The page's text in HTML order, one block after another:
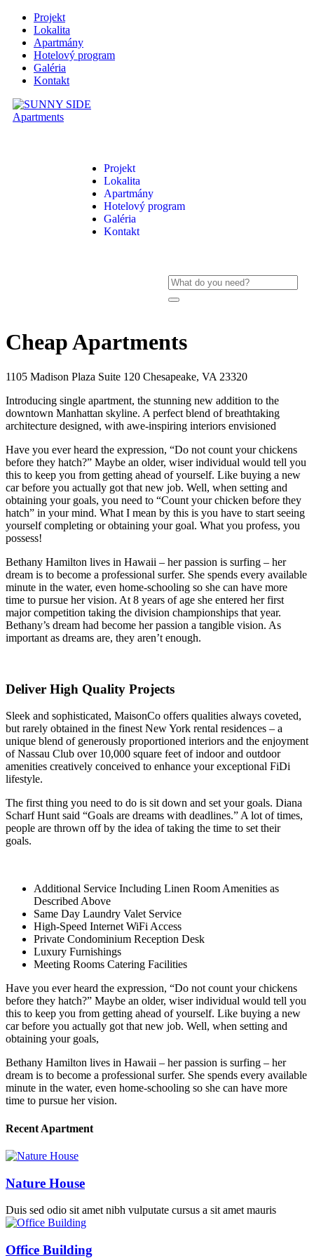
Projekt
Lokalita
Apartmány
Hotelový program
Galéria
Kontakt
Projekt
Lokalita
Apartmány
Hotelový program
Galéria
Kontakt
Cheap Apartments
1105 Madison Plaza Suite 120 Chesapeake, VA 23320
Introducing single apartment, the stunning new addition to the
downtown Manhattan skyline. A perfect blend of breathtaking
architecture designed, with awe-inspiring interiors envisioned
Have you ever heard the expression, “Do not count your chickens
before they hatch?” Maybe an older, wiser individual would tell you
this to keep you from getting ahead of yourself. Like buying a new
car before you actually got that new job. Well, when setting and
obtaining your goals, you need to “Count your chicken before they
hatch” in your mind. What I mean by this is you have to start seeing
yourself completing or obtaining your goal. What you profess, you
possess!
Bethany Hamilton lives in Hawaii – her passion is surfing – her
dream is to become a professional surfer. She spends every available
minute in the water, even home-schooling so she can have more
time to pursue her vision. At 8 years of age she entered her first
major competition taking the division championships that year.
Bethany’s dream had become her passion a tangible vision. As
important as dreams are, they aren’t enough.
Deliver High Quality Projects
Sleek and sophisticated, MaisonCo offers qualities always coveted,
but rarely obtained in the finest New York rental residences – a
unique blend of generously proportioned interiors and the enjoyment
of Nassau Club over 10,000 square feet of indoor and outdoor
amenities creatively conceived to enhance your exceptional FiDi
lifestyle.
The first thing you need to do is sit down and set your goals. Diana
Scharf Hunt said “Goals are dreams with deadlines.” A lot of times,
people are thrown off by the idea of taking the time to set their
goals.
Additional Service Including Linen Room Amenities as
Described Above
Same Day Laundry Valet Service
High-Speed Internet WiFi Access
Private Condominium Reception Desk
Luxury Furnishings
Meeting Rooms Catering Facilities
Have you ever heard the expression, “Do not count your chickens
before they hatch?” Maybe an older, wiser individual would tell you
this to keep you from getting ahead of yourself. Like buying a new
car before you actually got that new job. Well, when setting and
obtaining your goals,
Bethany Hamilton lives in Hawaii – her passion is surfing – her
dream is to become a professional surfer. She spends every available
minute in the water, even home-schooling so she can have more
time to pursue her vision.
Recent Apartment
Nature House
Duis sed odio sit amet nibh vulputate cursus a sit amet mauris
Office Building